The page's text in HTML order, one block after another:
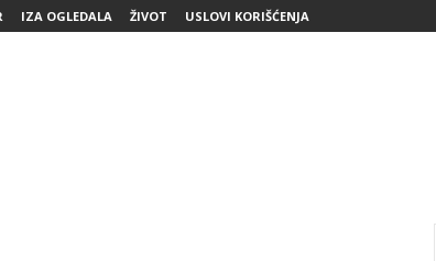
IZA OGLEDALA ŽIVOT USLOVI KORIŠĆENJA